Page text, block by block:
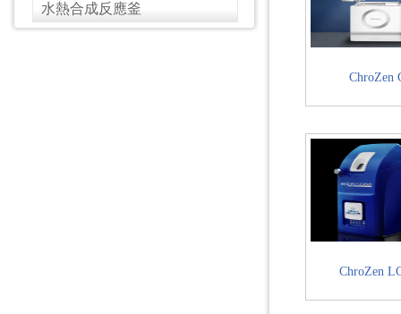
水熱合成反應釜
ChroZen
ChroZen